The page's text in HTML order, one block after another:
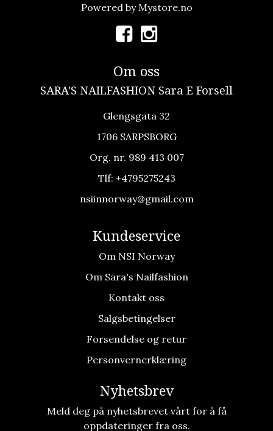
Powered by Mystore.no
Om oss
SARA'S NAILFASHION Sara E Forsell
Glengsgata 32
1706 SARPSBORG
Org. nr. 989 413 007
Tlf: +4795275243
nsiinnorway@gmail.com
Kundeservice
Om NSI Norway
Om Sara's Nailfashion
Kontakt oss
Salgsbetingelser
Forsendelse og retur
Personvernerklæring
Nyhetsbrev
Meld deg på nyhetsbrevet vårt for å få
oppdateringer fra oss.